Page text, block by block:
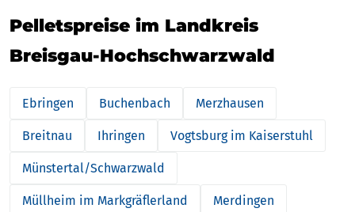
Pelletspreise im Landkreis
Breisgau-Hochschwarzwald
Ebringen Buchenbach Merzhausen
Breitnau Ihringen Vogtsburg im Kaiserstuhl
Münstertal/Schwarzwald
Müllheim im Markgräflerland Merdingen